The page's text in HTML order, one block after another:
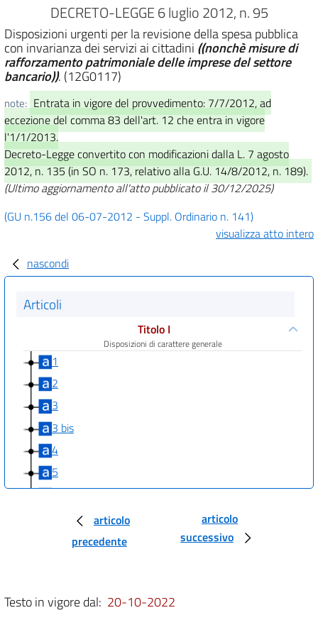
DECRETO-LEGGE 6 luglio 2012, n. 95
Disposizioni urgenti per la revisione della spesa pubblica
con invarianza dei servizi ai cittadini ((nonchè misure di
rafforzamento patrimoniale delle imprese del settore
bancario)). (12G0117)
note: Entrata in vigore del provvedimento: 7/7/2012, ad
eccezione del comma 83 dell'art. 12 che entra in vigore
l'1/1/2013.
Decreto-Legge convertito con modificazioni dalla L. 7 agosto
2012, n. 135 (in SO n. 173, relativo alla G.U. 14/8/2012, n. 189).
(Ultimo aggiornamento all'atto pubblicato il 30/12/2025)
(GU n.156 del 06-07-2012 - Suppl. Ordinario n. 141)
visualizza atto intero
nascondi
Articoli
Titolo I
Disposizioni di carattere generale
1
2
3
3 bis
4
5
6
Riduzione della spesa delle amministrazioni statali e
degli enti non territoriali
9
articolo
precedente
articolo
successivo
Testo in vigore dal: 20-10-2022